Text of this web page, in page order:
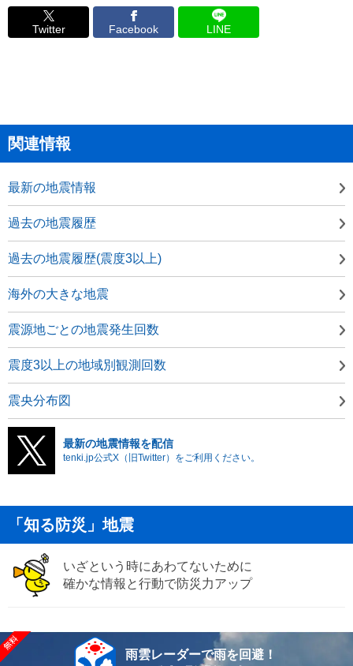
Twitter Facebook LINE
関連情報
最新の地震情報
過去の地震履歴
過去の地震履歴(震度3以上)
海外の大きな地震
震源地ごとの地震発生回数
震度3以上の地域別観測回数
震央分布図
最新の地震情報を配信
tenki.jp公式X（旧Twitter）をご利用ください。
「知る防災」地震
いざという時にあわてないために
確かな情報と行動で防災力アップ
雨雲レーダーで雨を回避！